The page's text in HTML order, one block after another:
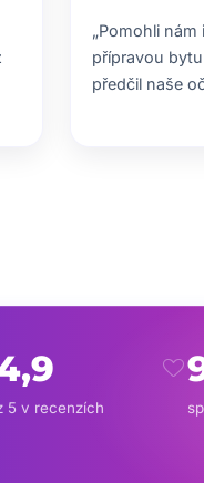
„Pomohli
přípravou
předčil naše
5 v recenzích
favorite